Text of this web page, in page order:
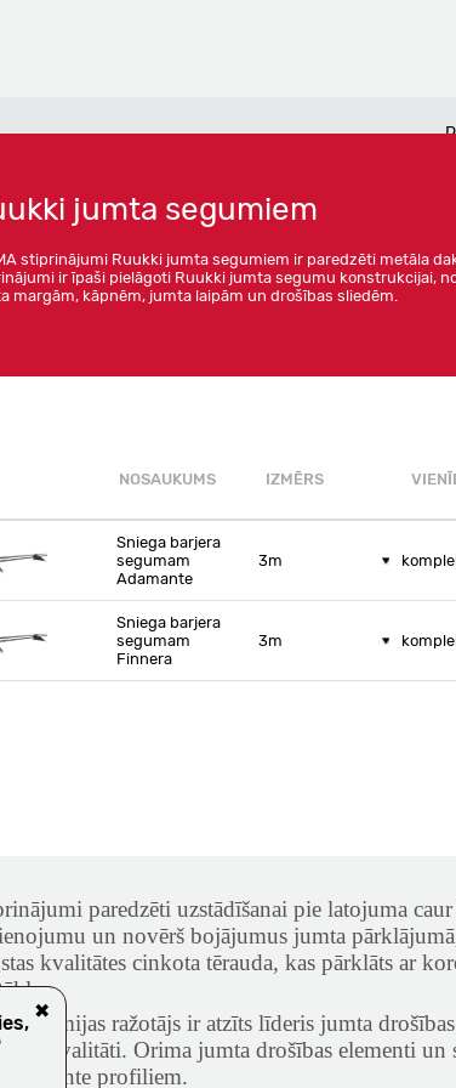
jumta segumiem
stiprinājumi Ruukki jumta segumiem ir paredzēti metāla
ir īpaši pielāgoti Ruukki jumta segumu konstrukcijai,
margām, kāpnēm, jumta laipām un drošības sliedēm.
NOSAUKUMS IZMĒRS
Sniega barjera
segumam
Adamante
3m
Sniega barjera
segumam
Finnera
3m
paredzēti uzstādīšanai pie latojuma
un novērš bojājumus jumta
kvalitātes cinkota tērauda, kas pārklāts ar
Somijas ražotājs ir atzīts līderis jumta
kvalitāti. Orima jumta drošības elementi
Adamante profiliem.
✖